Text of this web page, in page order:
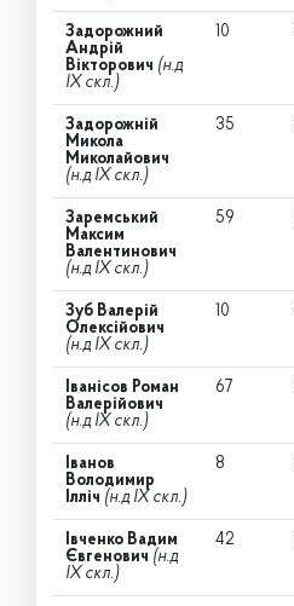
Задорожний
Андрій
Вікторович (н.д
IX скл.)
10
Задорожній
Микола
Миколайович
(н.д IX скл.)
35
Заремський
Максим
Валентинович
(н.д IX скл.)
59
Зуб Валерій
Олексійович
(н.д IX скл.)
10
Іванісов Роман
Валерійович
(н.д IX скл.)
67
Іванов
Володимир
Ілліч (н.д IX скл.)
8
Івченко Вадим
Євгенович (н.д
IX скл.)
42